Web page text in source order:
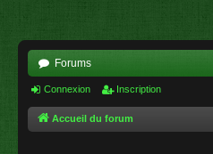
Forums
Connexion Inscription
Accueil du forum